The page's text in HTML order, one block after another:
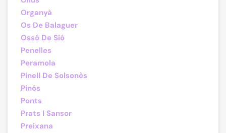
Organyà
Os De Balaguer
Ossó De Sió
Penelles
Peramola
Pinell De Solsonès
Pinós
Ponts
Prats I Sansor
Preixana